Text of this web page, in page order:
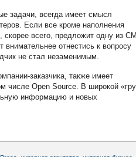
задачи, всегда имеет смысл
Если все кроме наполнения
скорее всего, предложит одну из
отнестись к вопросу
не стал незаменимым.
заказчика, также имеет
числе Open Source. В широкой
информацию и новых